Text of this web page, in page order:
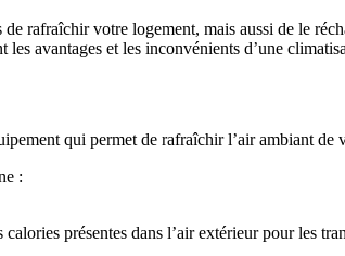
rafraîchir votre logement, mais aussi de le
avantages et les inconvénients d’une
qui permet de rafraîchir l’air ambiant de
:
présentes dans l’air extérieur pour les